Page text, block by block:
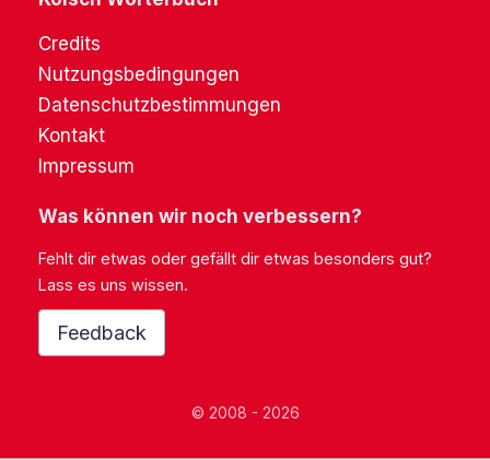
Credits
Nutzungsbedingungen
Datenschutzbestimmungen
Kontakt
Impressum
Was können wir noch verbessern?
Fehlt dir etwas oder gefällt dir etwas besonders gut?
Lass es uns wissen.
Feedback
© 2008 - 2026